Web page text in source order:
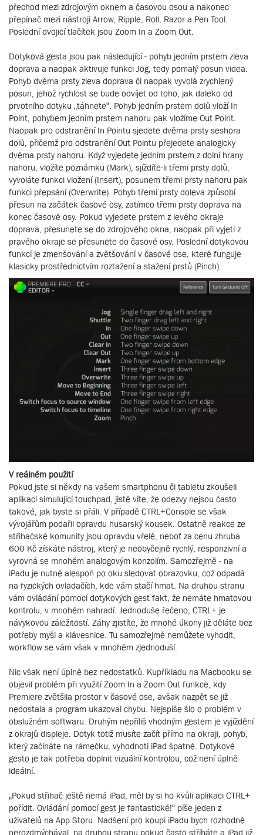
přechod mezi zdrojovým oknem a časovou osou a nakonec
přepínač mezi nástroji Arrow, Ripple, Roll, Razor a Pen Tool.
Poslední dvojicí tlačítek jsou Zoom In a Zoom Out.
Dotyková gesta jsou pak následující - pohyb jedním prstem zleva
doprava a naopak aktivuje funkci Jog, tedy pomalý posun videa.
Pohyb dvěma prsty zleva doprava či naopak vyvolá zrychlený
posun, jehož rychlost se bude odvíjet od toho, jak daleko od
prvotního dotyku „táhnete“. Pohyb jedním prstem dolů vloží In
Point, pohybem jedním prstem nahoru pak vložíme Out Point.
Naopak pro odstranění In Pointu sjedete dvěma prsty seshora
dolů, přičemž pro odstranění Out Pointu přejedete analogicky
dvěma prsty nahoru. Když vyjedete jedním prstem z dolní hrany
nahoru, vložíte poznámku (Mark), sjíždíte-li třemi prsty dolů,
vyvoláte funkci vložení (Insert), posunem třemi prsty nahoru pak
funkci přepsání (Overwrite). Pohyb třemi prsty doleva způsobí
přesun na začátek časové osy, zatímco třemi prsty doprava na
konec časové osy. Pokud vyjedete prstem z levého okraje
doprava, přesunete se do zdrojového okna, naopak při vyjetí z
pravého okraje se přesunete do časové osy. Poslední dotykovou
funkcí je zmenšování a zvětšování v časové ose, které funguje
klasicky prostřednictvím roztažení a stažení prstů (Pinch).
V reálném použití
Pokud jste si někdy na vašem smartphonu či tabletu zkoušeli
aplikaci simulující touchpad, jistě víte, že odezvy nejsou často
takové, jak byste si přáli. V případě CTRL+Console se však
vývojářům podařil opravdu husarský kousek. Ostatně reakce ze
střihačské komunity jsou opravdu vřelé, neboť za cenu zhruba
600 Kč získáte nástroj, který je neobyčejně rychlý, responzivní a
vyrovná se mnohém analogovým konzolím. Samozřejmě - na
iPadu je nutné alespoň po oku sledovat obrazovku, což odpadá
na fyzických ovladačích, kde vám stačí hmat. Na druhou stranu
vám ovládání pomocí dotykových gest fakt, že nemáte hmatovou
kontrolu, v mnohém nahradí. Jednoduše řečeno, CTRL+ je
návykovou záležitostí. Záhy zjistíte, že mnohé úkony již děláte bez
potřeby myši a klávesnice. Tu samozřejmě nemůžete vyhodit,
workflow se vám však v mnohém zjednoduší.
Nic však není úplně bez nedostatků. Kupříkladu na Macbooku se
objevil problém při využití Zoom In a Zoom Out funkce, kdy
Premiere zvětšila prostor v časové ose, avšak nazpět se již
nedostala a program ukazoval chybu. Nejspíše šlo o problém v
obslužném softwaru. Druhým nepříliš vhodným gestem je vyjíždění
z okrajů displeje. Dotyk totiž musíte začít přímo na okraji, pohyb,
který začínáte na rámečku, vyhodnotí iPad špatně. Dotykové
gesto je tak potřeba doplnit vizuální kontrolou, což není úplně
ideální.
„Pokud střihač ještě nemá iPad, měl by si ho kvůli aplikaci CTRL+
pořídit. Ovládání pomocí gest je fantastické!“ píše jeden z
uživatelů na App Storu. Nadšení pro koupi iPadu bych rozhodně
nerozdmýchával, na druhou stranu pokud často stříháte a iPad již